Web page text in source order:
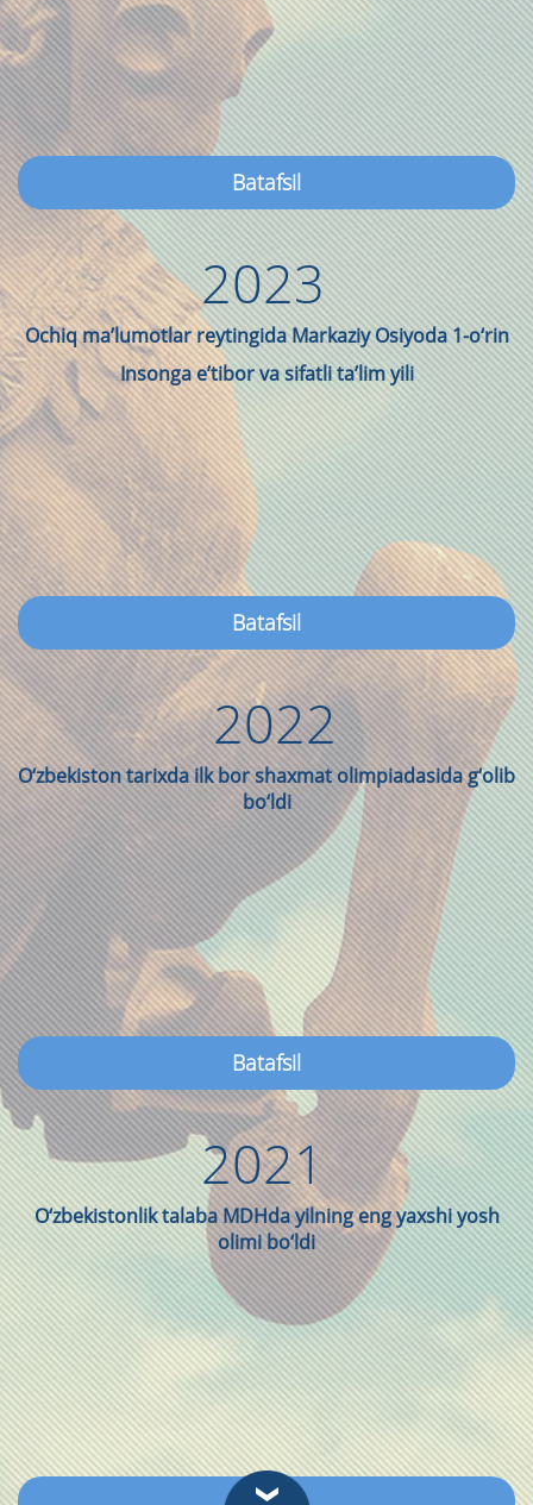
Batafsil
2023
Ochiq ma’lumotlar reytingida Markaziy Osiyoda 1-o‘rin
Insonga eʼtibor va sifatli taʼlim yili
Batafsil
2022
O‘zbekiston tarixda ilk bor shaxmat olimpiadasida g‘olib
bo‘ldi
Batafsil
2021
O‘zbekistonlik talaba MDHda yilning eng yaxshi yosh
olimi bo‘ldi